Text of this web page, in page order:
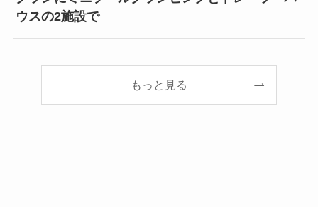
ウスの2施設で
もっと見る